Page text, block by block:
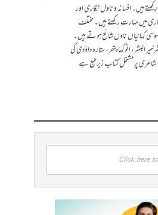
ہیں۔ افسانہ و ناول نگاری اور
میں مہارت رکھتے ہیں۔ مختلف
کہانیاں ناول شائع ہوتے ہیں۔
البشر، انوکھا پتھر، ستارہ داؤدی کی
پر مشتمل کتاب زیرطبع ہے
Click here